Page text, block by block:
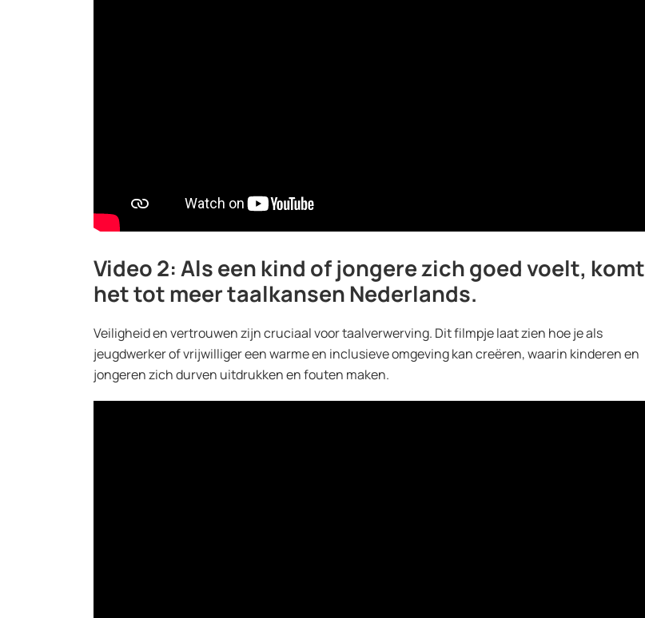
Video 2: Als een kind of jongere zich goed voelt, komt
het tot meer taalkansen Nederlands.
Veiligheid en vertrouwen zijn cruciaal voor taalverwerving. Dit filmpje laat zien hoe je als
jeugdwerker of vrijwilliger een warme en inclusieve omgeving kan creëren, waarin kinderen en
jongeren zich durven uitdrukken en fouten maken.